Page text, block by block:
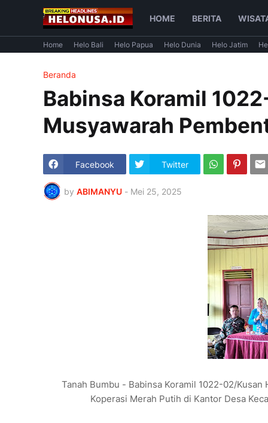
HOME BERITA
Home Helo Bali Helo Papua Helo Dunia Helo Jatim
Beranda
Babinsa Koramil
Musyawarah
Facebook Twitter
by ABIMANYU - Mei 25, 2025
Tanah Bumbu - Babinsa Koramil 1022-02/
Koperasi Merah Putih di Kantor Desa